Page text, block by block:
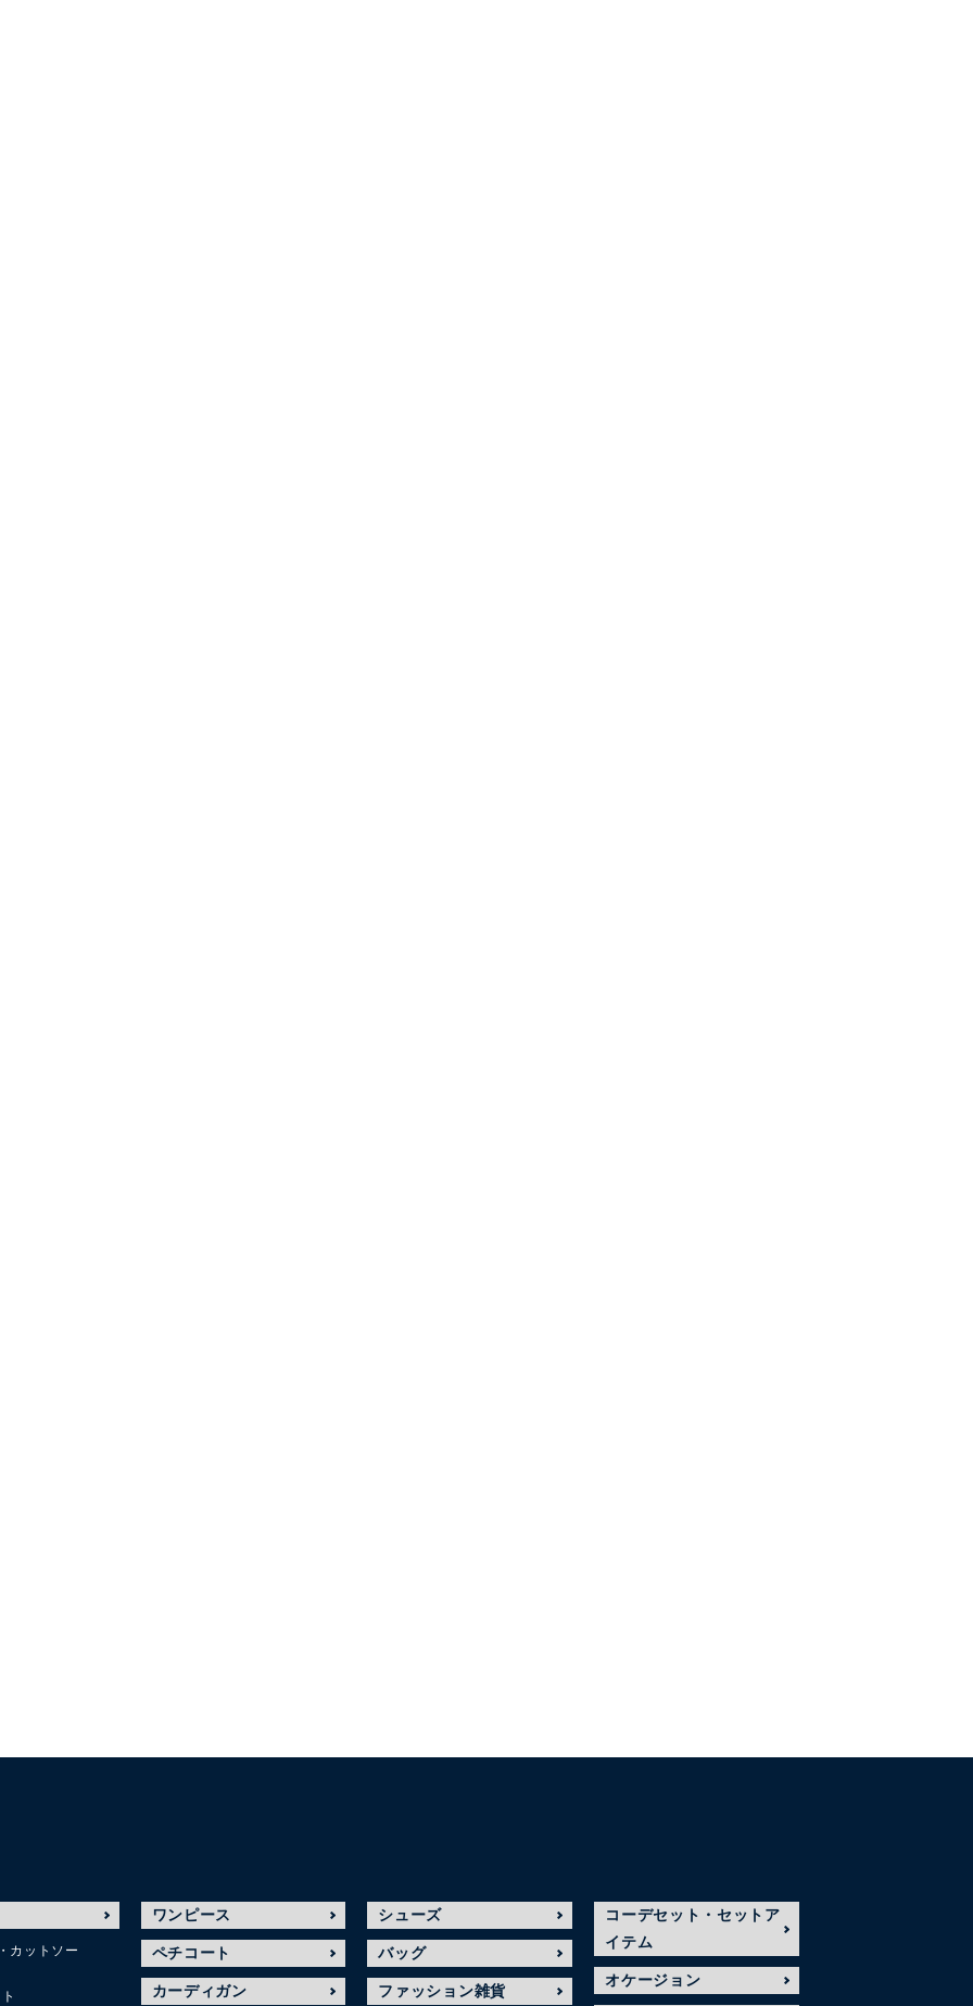
カットソー
ワンピース
ペチコート
カーディガン
シューズ
バッグ
ファッション雑貨
コーデセット・セットア
イテム
オケージョン